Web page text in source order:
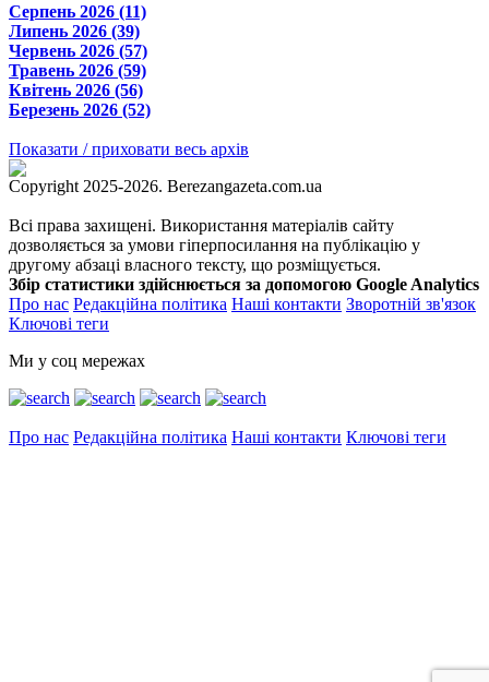
Серпень 2026 (11)
Липень 2026 (39)
Червень 2026 (57)
Травень 2026 (59)
Квітень 2026 (56)
Березень 2026 (52)
Показати / приховати весь архів
Copyright 2025-2026. Berezangazeta.com.ua
Всі права захищені. Використання матеріалів сайту
дозволяється за умови гіперпосилання на публікацію у
другому абзаці власного тексту, що розміщується.
Збір статистики здійснюється за допомогою Google Analytics
Про нас Редакційна політика Наші контакти Зворотній зв'язок
Ключові теги
Ми у соц мережах
Про нас Редакційна політика Наші контакти Ключові теги